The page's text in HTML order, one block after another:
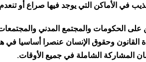
في الأماكن التي يوجد فيها صراع أو
على الحكومات والمجتمع المدني
القانون وحقوق الإنسان عنصرا أساسيا في
المشاركة الشاملة في جميع الأوقات.